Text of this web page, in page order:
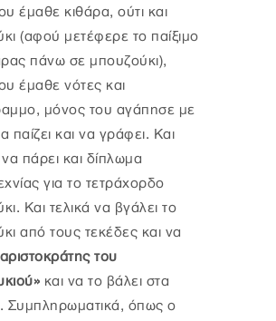
έμαθε κιθάρα, ούτι και
(αφού μετέφερε το παίξιμο
πάνω σε μπουζούκι),
έμαθε νότες και
μόνος του αγάπησε με
παίζει και να γράφει. Και
πάρει και δίπλωμα
για το τετράχορδο
Και τελικά να βγάλει το
από τους τεκέδες και να
του
και να το βάλει στα
Συμπληρωματικά, όπως ο